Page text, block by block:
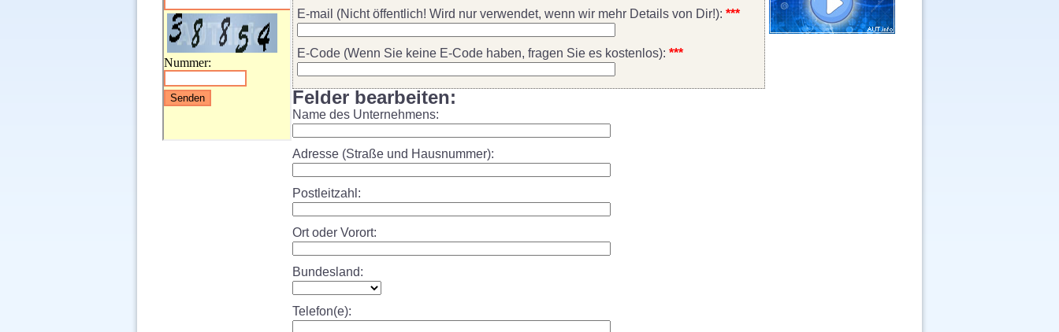
E-mail (Nicht öffentlich! Wird nur verwendet, wenn wir mehr Details von Dir!): ***
E-Code (Wenn Sie keine E-Code haben, fragen Sie es kostenlos): ***
Felder bearbeiten:
Name des Unternehmens:
Adresse (Straße und Hausnummer):
Postleitzahl:
Ort oder Vorort:
Bundesland:
Telefon(e):